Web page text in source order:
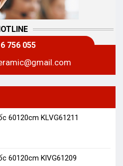
756 055
60120cm KLVG61211
60120cm KlVG61209